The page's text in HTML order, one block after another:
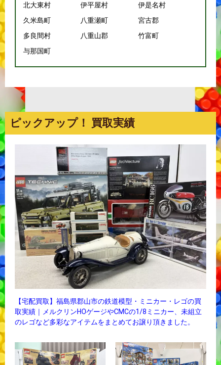
北大東村
伊平屋村
伊是名村
久米島町
八重瀬町
宮古郡
多良間村
八重山郡
竹富町
与那国町
ピックアップ！ 買取実績
【宅配買取】福島県郡山市の鉄道模型・ミニカー・レゴの買
取実績｜メルクリンHOゲージやCMCの1/8ミニカー、未組立
のレゴなど多彩なアイテムをまとめてお譲り頂きました。